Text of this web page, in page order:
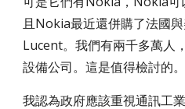
且Nokia最近還併購了法國
Lucent。我們有兩千多萬人
設備公司。這是值得檢討的。
我認為政府應該重視通訊工